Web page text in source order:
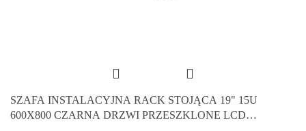
SZAFA INSTALACYJNA RACK STOJĄCA 19" 15U
600X800 CZARNA DRZWI PRZESZKLONE LCD